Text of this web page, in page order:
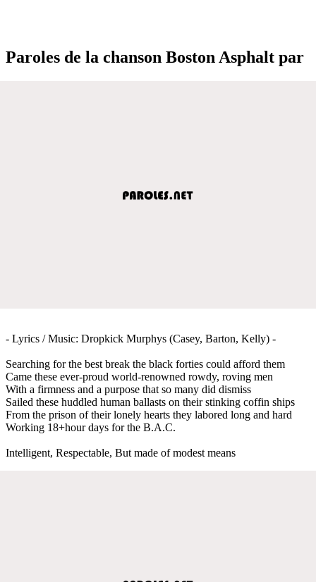
Paroles de la chanson Boston Asphalt par
- Lyrics / Music: Dropkick Murphys (Casey, Barton, Kelly) -
Searching for the best break the black forties could afford them
Came these ever-proud world-renowned rowdy, roving men
With a firmness and a purpose that so many did dismiss
Sailed these huddled human ballasts on their stinking coffin ships
From the prison of their lonely hearts they labored long and hard
Working 18+hour days for the B.A.C.
Intelligent, Respectable, But made of modest means